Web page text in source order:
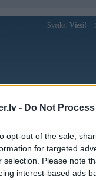
- Do Not
opt-out of the sale,
for targeted
selection. Please note
interest-based ads
Sveiks, Viesi!
Forums Galerijas
Lietotāja
Lietotājvārds: